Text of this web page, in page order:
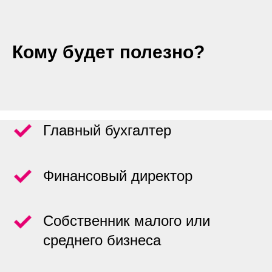
Кому будет полезно?
Главный бухгалтер
Финансовый директор
Собственник малого или
среднего бизнеса